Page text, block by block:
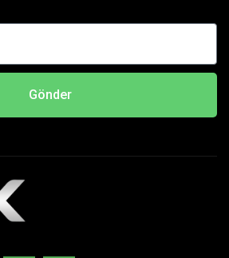
Gönder